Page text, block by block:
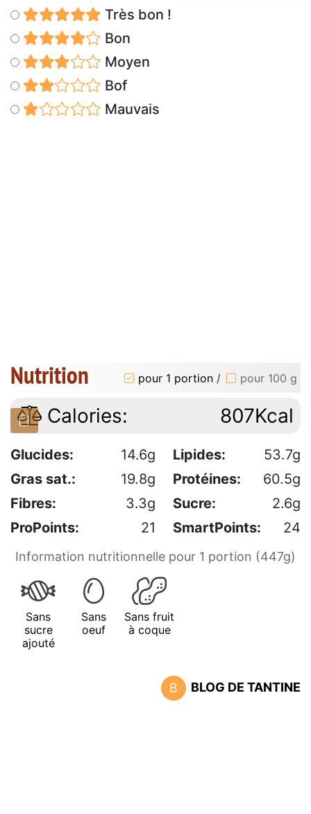
Très bon !
Bon
Moyen
Bof
Mauvais
Nutrition pour 1 portion / pour 100 g
Calories: 807Kcal
Glucides: 14.6g Lipides:
53.7g
Gras sat.:
19.8g Protéines:
60.5g
Fibres:
3.3g Sucre:
2.6g
ProPoints:
21 SmartPoints: 24
Information nutritionnelle pour 1 portion (447g)
Sans
sucre
ajouté
Sans
oeuf
Sans fruit
à coque
B BLOG DE TANTINE